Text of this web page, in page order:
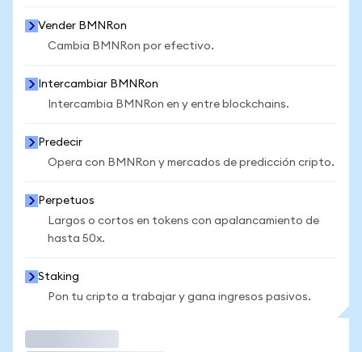
Vender BMNRon
Cambia BMNRon por efectivo.
Intercambiar BMNRon
Intercambia BMNRon en y entre blockchains.
Predecir
Opera con BMNRon y mercados de predicción cripto.
Perpetuos
Largos o cortos en tokens con apalancamiento de
hasta 50x.
Staking
Pon tu cripto a trabajar y gana ingresos pasivos.